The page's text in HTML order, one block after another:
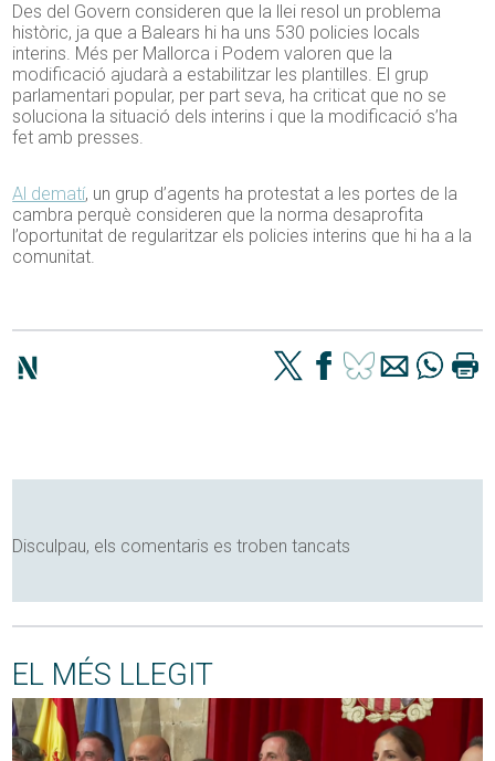
Des del Govern consideren que la llei resol un problema
històric, ja que a Balears hi ha uns 530 policies locals
interins. Més per Mallorca i Podem valoren que la
modificació ajudarà a estabilitzar les plantilles. El grup
parlamentari popular, per part seva, ha criticat que no se
soluciona la situació dels interins i que la modificació s’ha
fet amb presses.
Al dematí, un grup d’agents ha protestat a les portes de la
cambra perquè consideren que la norma desaprofita
l’oportunitat de regularitzar els policies interins que hi ha a la
comunitat.
Disculpau, els comentaris es troben tancats
EL MÉS LLEGIT